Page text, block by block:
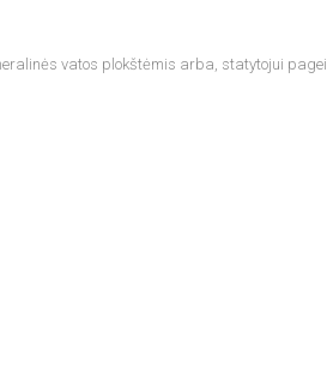
vatos plokštėmis arba, statytojui